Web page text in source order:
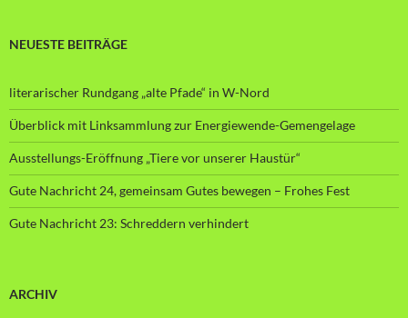
NEUESTE BEITRÄGE
literarischer Rundgang „alte Pfade“ in W-Nord
Überblick mit Linksammlung zur Energiewende-Gemengelage
Ausstellungs-Eröffnung „Tiere vor unserer Haustür“
Gute Nachricht 24, gemeinsam Gutes bewegen – Frohes Fest
Gute Nachricht 23: Schreddern verhindert
ARCHIV